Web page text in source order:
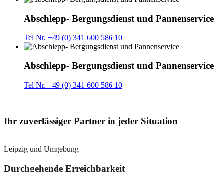
Abschlepp- Bergungsdienst und Pannenservice
Tel Nr. +49 (0) 341 600 586 10
Abschlepp- Bergungsdienst und Pannenservice
Tel Nr. +49 (0) 341 600 586 10
Ihr zuverlässiger Partner in jeder Situation
Leipzig und Umgebung
Durchgehende Erreichbarkeit